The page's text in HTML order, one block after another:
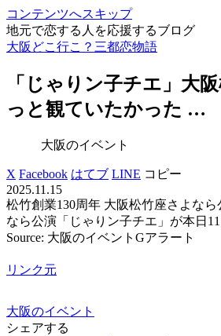
コンテンツへスキップ
地元で恋する人を応援するブログ
大阪どこ行こ？三都恋物語
「じゃりン子チエ」 大阪
っと観ていたかった …
大阪のイベント
X Facebook はてブ LINE コピー
2025.11.15
松竹創業130周年 大阪松竹座さよな
なら公演「じゃりン子チエ」が本日11
Source: 大阪のイベントGアラート
リンク元
大阪のイベント
シェアする